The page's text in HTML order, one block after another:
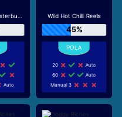
Good Luck Clusterbuster
Auto
Wild Hot Chilli Reels
45%
20
Auto
60
Auto
Manual 3